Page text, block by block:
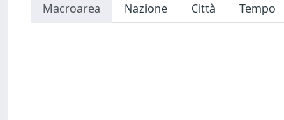
Macroarea Nazione Città
Tempo